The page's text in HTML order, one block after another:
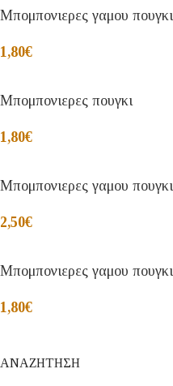
Μπομπονιερες γαμου πουγκι
1,80€
Μπομπονιερες πουγκι
1,80€
Μπομπονιερες γαμου πουγκι
2,50€
Μπομπονιερες γαμου πουγκι
1,80€
ΑΝΑΖΗΤΗΣΗ